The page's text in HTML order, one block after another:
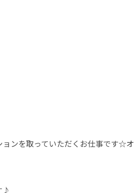
ンを取っていただくお仕事です☆オ
♪